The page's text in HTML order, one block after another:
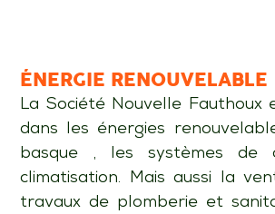
ÉNERGIE RENOUVELABLE
La Société Nouvelle Fauthoux
dans les énergies
basque , les systèmes de
climatisation. Mais aussi la
travaux de plomberie et